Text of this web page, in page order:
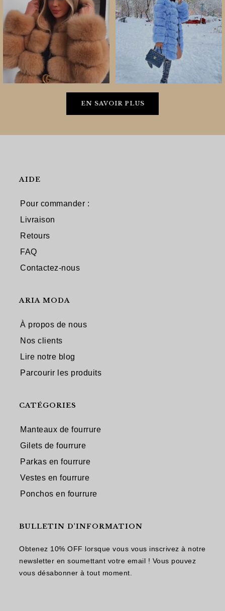
EN SAVOIR PLUS
AIDE
Pour commander :
Livraison
Retours
FAQ
Contactez-nous
ARIA MODA
À propos de nous
Nos clients
Lire notre blog
Parcourir les produits
CATÉGORIES
Manteaux de fourrure
Gilets de fourrure
Parkas en fourrure
Vestes en fourrure
Ponchos en fourrure
BULLETIN D'INFORMATION
Obtenez 10% OFF lorsque vous vous inscrivez à notre
newsletter en soumettant votre email ! Vous pouvez
vous désabonner à tout moment.